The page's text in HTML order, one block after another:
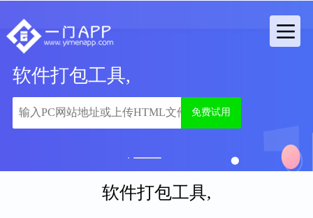
软件打包工具,
免费试用
软件打包工具,